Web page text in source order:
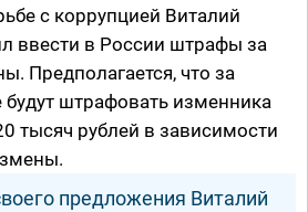
с коррупцией Виталий
ввести в России штрафы за
Предполагается, что за
будут штрафовать изменника
тысяч рублей в зависимости
предложения Виталий